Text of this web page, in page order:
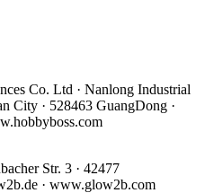
Co. Ltd · Nanlong Industrial
City · 528463 GuangDong ·
Str. 3 · 42477
· www.glow2b.com